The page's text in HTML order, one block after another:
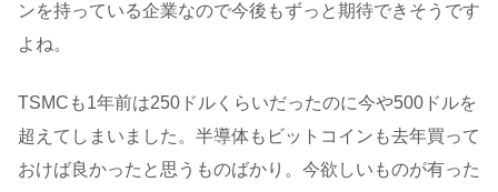
ンを持っている企業なので今後もずっと期待できそうです
よね。
TSMCも1年前は250ドルくらいだったのに今や500ドルを
超えてしまいました。半導体もビットコインも去年買って
おけば良かったと思うものばかり。今欲しいものが有った